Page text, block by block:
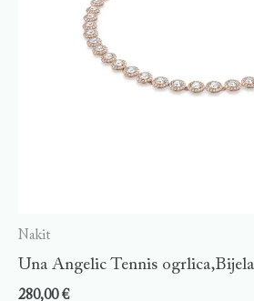
Nakit
Una Angelic Tennis
280,00€